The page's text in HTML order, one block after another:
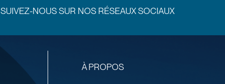
SUIVEZ-NOUS SUR NOS RÉSEAUX SOCIAUX
À PROPOS